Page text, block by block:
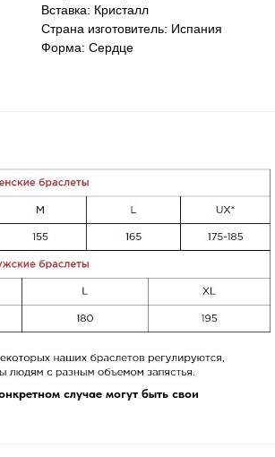
Вставка: Кристалл
Страна изготовитель: Испания
Форма: Сердце
случае могут быть свои